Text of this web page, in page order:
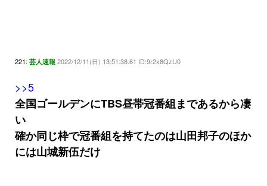
221: 芸人速報 2022/12/11(日) 13:51:38.61 ID:9r2x8QzU0
>>5
全国ゴールデンにTBS昼帯冠番組まであるから凄
い
確か同じ枠で冠番組を持てたのは山田邦子のほか
には山城新伍だけ